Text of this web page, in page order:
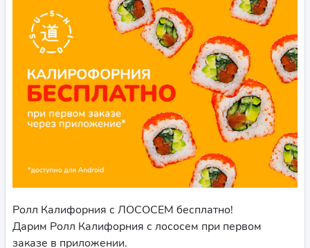
Ролл Калифорния с ЛОСОСЕМ бесплатно!
Дарим Ролл Калифорния с лососем при первом
заказе в приложении.